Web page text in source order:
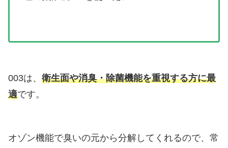
003は、 衛生面や消臭・除菌機能を重視する方に最
適です。
オゾン機能で臭いの元から分解してくれるので、常